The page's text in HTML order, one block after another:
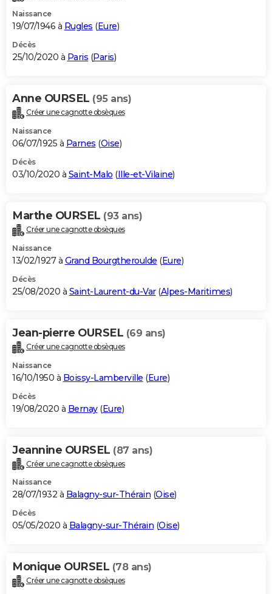
Naissance
19/07/1946 à Rugles (Eure)
Décès
25/10/2020 à Paris (Paris)
Anne OURSEL (95 ans)
Créer une cagnotte obsèques
Naissance
06/07/1925 à Parnes (Oise)
Décès
03/10/2020 à Saint-Malo (Ille-et-Vilaine)
Marthe OURSEL (93 ans)
Créer une cagnotte obsèques
Naissance
13/02/1927 à Grand Bourgtheroulde (Eure)
Décès
25/08/2020 à Saint-Laurent-du-Var(Alpes-Maritimes)
Jean-pierre OURSEL (69 ans)
Créer une cagnotte obsèques
Naissance
16/10/1950 à Boissy-Lamberville (Eure)
Décès
19/08/2020 à Bernay(Eure)
Jeannine OURSEL (87 ans)
Créer une cagnotte obsèques
Naissance
28/07/1932 à Balagny-sur-Thérain (Oise)
Décès
05/05/2020 à Balagny-sur-Thérain (Oise)
Monique OURSEL (78 ans)
Créer une cagnotte obsèques